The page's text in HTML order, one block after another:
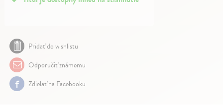
Pridať do wishlistu
Odporučiť známemu
Zdielať na Facebooku